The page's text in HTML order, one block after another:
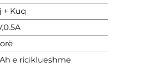
+ Kuq
e riciklueshme